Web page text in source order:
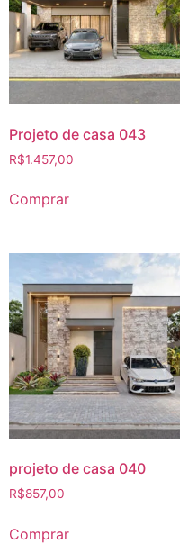
Projeto de casa 043
R$1.457,00
Comprar
projeto de casa 040
R$857,00
Comprar